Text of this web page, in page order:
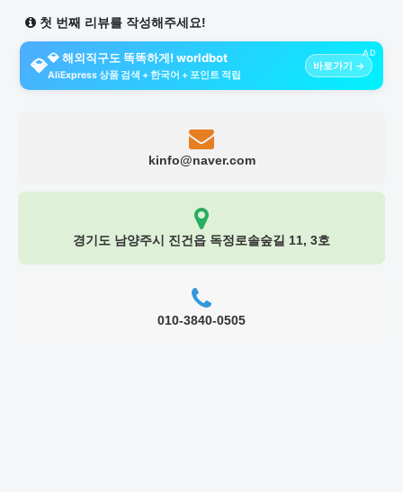
첫 번째 리뷰를 작성해주세요!
AD
💎💎 해외직구도 똑똑하게! worldbot
AliExpress 상품 검색 + 한국어 + 포인트 적립
바로가기 →
kinfo@naver.com
경기도 남양주시 진건읍 독정로솔숲길 11, 3호
010-3840-0505